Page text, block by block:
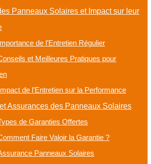
Panneaux Solaires et Impact sur leur
de l’Entretien Régulier
et Meilleures Pratiques pour
de l’Entretien sur la Performance
Assurances des Panneaux Solaires
de Garanties Offertes
Faire Valoir la Garantie ?
Panneaux Solaires